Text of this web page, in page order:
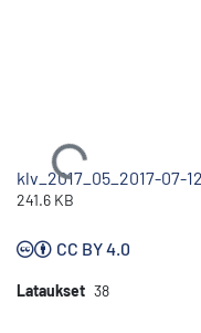
Ladataan...
klv_2017_05_2017-07-
241.6 KB
CC BY 4.0
Lataukset 38